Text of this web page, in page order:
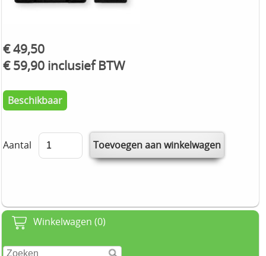
Winkelwagen (0)
€ 49,50
€ 59,90 inclusief BTW
Beschikbaar
Aantal